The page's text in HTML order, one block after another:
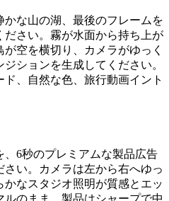
な山の湖、最後のフレームを
ださい。霧が水面から持ち上が
空を横切り、カメラがゆっく
ションを生成してください。
、自然な色、旅行動画イント
6秒のプレミアムな製品広告
い。カメラは左から右へゆっ
かなスタジオ照明が質感とエッ